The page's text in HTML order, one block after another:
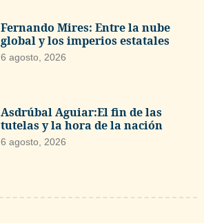
Fernando Mires: Entre la nube
global y los imperios estatales
6 agosto, 2026
Asdrúbal Aguiar:El fin de las
tutelas y la hora de la nación
6 agosto, 2026